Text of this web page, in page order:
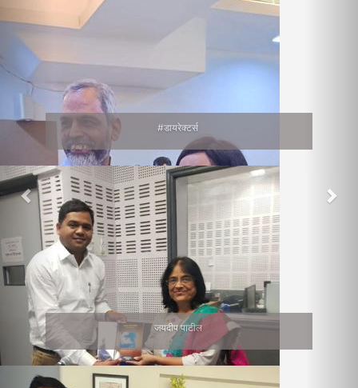
वाचनप्रेमी
सुनीता भागवत